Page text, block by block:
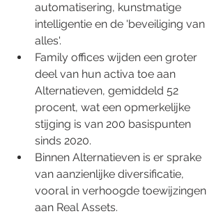
automatisering, kunstmatige
intelligentie en de 'beveiliging van
alles'.
Family offices wijden een groter
deel van hun activa toe aan
Alternatieven, gemiddeld 52
procent, wat een opmerkelijke
stijging is van 200 basispunten
sinds 2020.
Binnen Alternatieven is er sprake
van aanzienlijke diversificatie,
vooral in verhoogde toewijzingen
aan Real Assets.